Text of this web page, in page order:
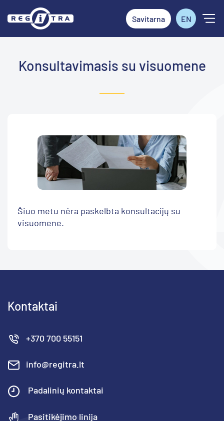
Savitarna EN
Konsultavimasis su visuomene
Šiuo metu nėra paskelbta konsultacijų su
visuomene.
Kontaktai
+370 700 55151
info@regitra.lt
Padalinių kontaktai
Pasitikėjimo linija